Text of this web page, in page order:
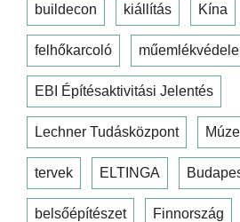
buildecon kiállítás Kína
felhőkarcoló
EBI Építésaktivitási Jelentés
Lechner Tudásközpont
tervek ELTINGA
belsőépítészet Finnország